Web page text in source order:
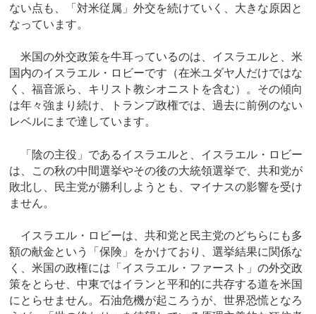
ない点も、「対米従属」外交を続けていく、大きな原因と
なっています。
米国の外交政策を牛耳っているのは、イスラエルと、米
国内のイスラエル・ロビーです（在米ユダヤ人だけではな
く、福音派ら、キリスト教シオニストを含む）。その傾向
は年々強まり続け、トランプ政権では、過去に前例のない
レベルにまで達しています。
「陰の主役」であるイスラエルと、イスラエル・ロビー
は、この秋の中間選挙やその後の大統領選挙で、共和党が
敗北し、民主党が勝利しようとも、マイナスの影響を受け
ません。
イスラエル・ロビーは、共和党と民主党のどちらにも多
額の献金という「保険」をかけており、選挙結果に関係な
く、米国の政権には「イスラエル・ファースト」の外交政
策をとらせ、中東ではイランと平和的に共存する道を米国
にとらせません。石油危機が起ころうが、世界恐慌となろ